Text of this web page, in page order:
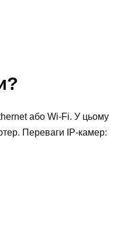
або Wi-Fi. У цьому
Переваги IP-камер: